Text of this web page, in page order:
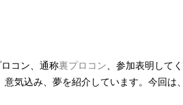
コン、通称裏プロコン 、参加表明してく
気込み、夢を紹介しています。今回は、